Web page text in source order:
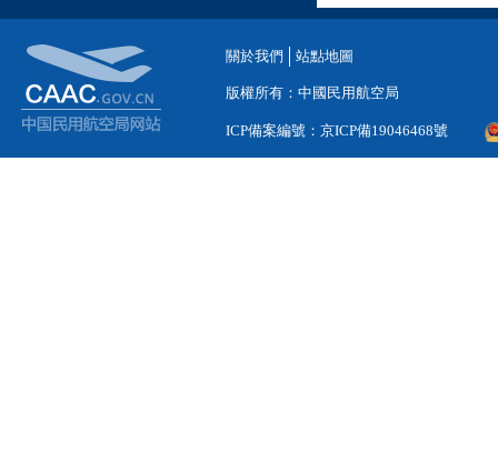
關於我們 站點地圖
版權所有：中國民用航空局
ICP備案編號：京ICP備19046468號